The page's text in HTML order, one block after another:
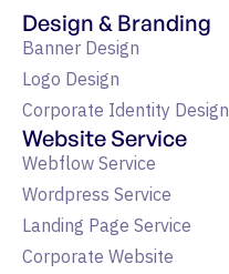
Design & Branding
Banner Design
Logo Design
Corporate Identity Design
Website Service
Webflow Service
Wordpress Service
Landing Page Service
Corporate Website